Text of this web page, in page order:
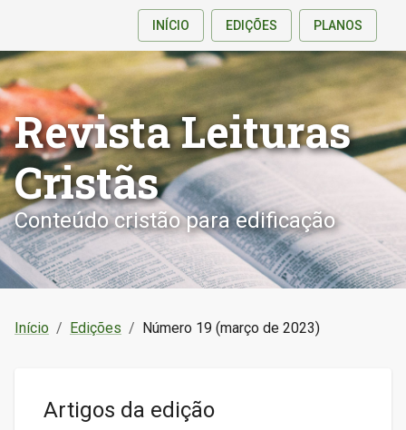
INÍCIO EDIÇÕES PLANOS
Revista Leituras
Cristãs
Conteúdo cristão para edificação
Início / Edições / Número 19 (março de 2023)
Artigos da edição